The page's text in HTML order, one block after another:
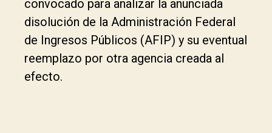
convocado para analizar la anunciada
disolución de la Administración Federal
de Ingresos Públicos (AFIP) y su eventual
reemplazo por otra agencia creada al
efecto.